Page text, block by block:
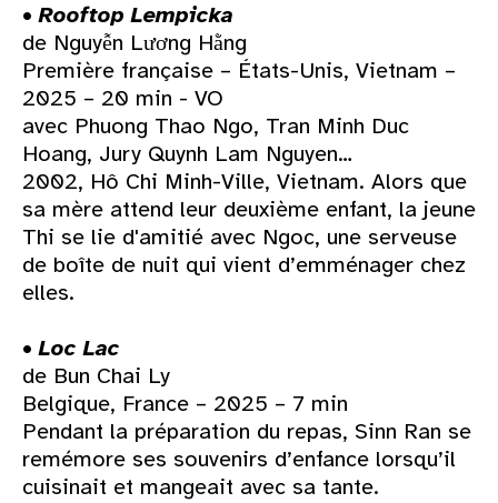
•Rooftop Lempicka
de Nguyễn Lương Hằng
Première française – États-Unis, Vietnam –
2025 – 20 min - VO
avec Phuong Thao Ngo, Tran Minh Duc
Hoang, Jury Quynh Lam Nguyen…
2002, Hô Chi Minh-Ville, Vietnam. Alors que
sa mère attend leur deuxième enfant, la jeune
Thi se lie d'amitié avec Ngoc, une serveuse
de boîte de nuit qui vient d’emménager chez
elles.
•Loc Lac
de Bun Chai Ly
Belgique, France – 2025 – 7 min
Pendant la préparation du repas, Sinn Ran se
remémore ses souvenirs d’enfance lorsqu’il
cuisinait et mangeait avec sa tante.